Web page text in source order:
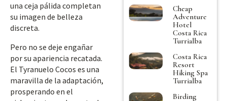
una ceja pálida completan
su imagen de belleza
discreta.
Pero no se deje engañar
por su apariencia recatada.
El Tyranuelo Cocos es una
maravilla de la adaptación,
prosperando en el
Cheap
Adventure
Hotel
Costa Rica
Turrialba
Costa Rica
Resort
Hiking Spa
Turrialba
Birding